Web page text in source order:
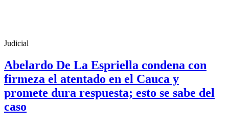
Judicial
Abelardo De La Espriella condena con
firmeza el atentado en el Cauca y
promete dura respuesta; esto se sabe del
caso